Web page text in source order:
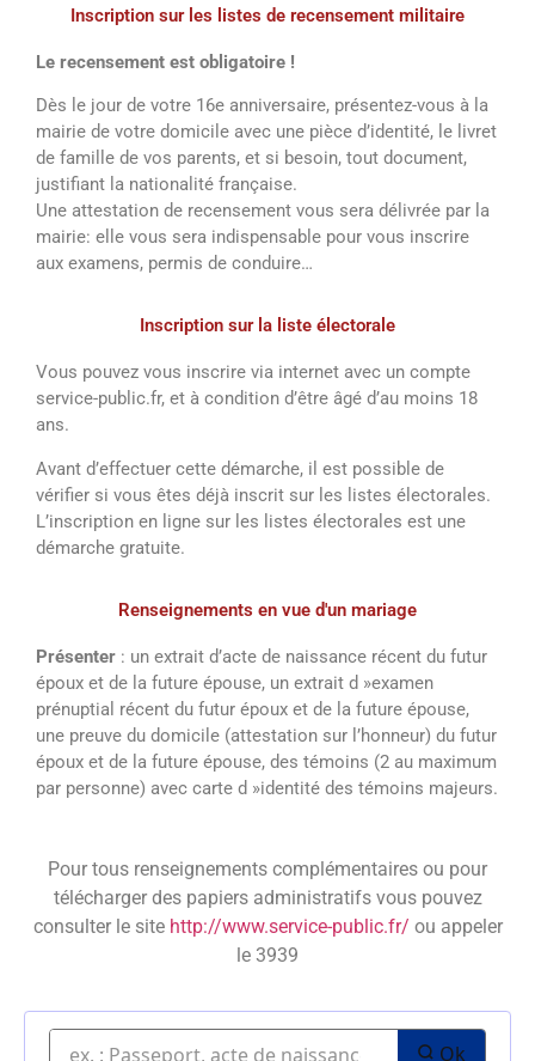
Inscription sur les listes de recensement militaire
Le recensement est obligatoire !
Dès le jour de votre 16e anniversaire, présentez-vous à la
mairie de votre domicile avec une pièce d’identité, le livret
de famille de vos parents, et si besoin, tout document,
justifiant la nationalité française.
Une attestation de recensement vous sera délivrée par la
mairie: elle vous sera indispensable pour vous inscrire
aux examens, permis de conduire…
Inscription sur la liste électorale
Vous pouvez vous inscrire via internet avec un compte
service-public.fr, et à condition d’être âgé d’au moins 18
ans.
Avant d’effectuer cette démarche, il est possible de
vérifier si vous êtes déjà inscrit sur les listes électorales.
L’inscription en ligne sur les listes électorales est une
démarche gratuite.
Renseignements en vue d'un mariage
Présenter : un extrait d’acte de naissance récent du futur
époux et de la future épouse, un extrait d »examen
prénuptial récent du futur époux et de la future épouse,
une preuve du domicile (attestation sur l’honneur) du futur
époux et de la future épouse, des témoins (2 au maximum
par personne) avec carte d »identité des témoins majeurs.
Pour tous renseignements complémentaires ou pour
télécharger des papiers administratifs vous pouvez
consulter le site http://www.service-public.fr/ ou appeler
le 3939
Ok